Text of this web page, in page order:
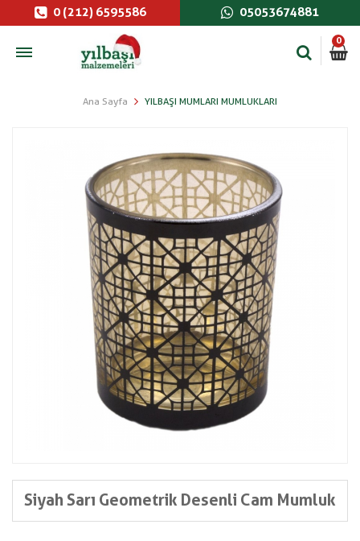
0 (212) 6595586 05053674881
0
Ana Sayfa YILBAŞI MUMLARI MUMLUKLARI
Siyah Sarı Geometrik Desenli Cam Mumluk